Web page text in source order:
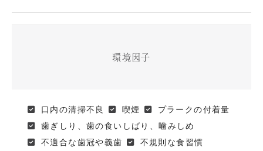
環境因子
口内の清掃不良 喫煙
プラークの付着量
歯ぎしり、歯の食いしばり、噛みしめ
不適合な歯冠や義歯
不規則な食習慣